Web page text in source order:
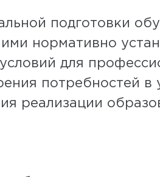
подготовки
нормативно
для
потребностей
реализации